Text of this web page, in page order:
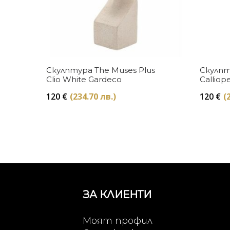
Купи
Скулптура The Muses Plus
Clio White Gardeco
120 € (234.70 лв.) 120 €
ЗА КЛИЕНТИ
Моят профил